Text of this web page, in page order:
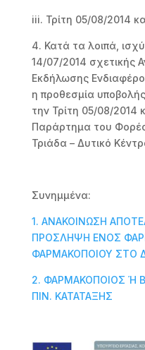
iii. Τρίτη 05/08/2014
4. Κατά τα λοιπά,
14/07/2014 σχετικής
Εκδήλωσης
η προθεσμία
την Τρίτη 05/08/2014
Παράρτημα του
Τριάδα – Δυτικό
Συνημμένα:
1. ΑΝΑΚΟΙΝΩΣΗ
ΠΡΟΣΛΗΨΗ ΕΝΟΣ
ΦΑΡΜΑΚΟΠΟΙΟΥ ΣΤΟ
2. ΦΑΡΜΑΚΟΠΟΙΟΣ Ή
ΠΙΝ. ΚΑΤΑΤΑΞΗΣ